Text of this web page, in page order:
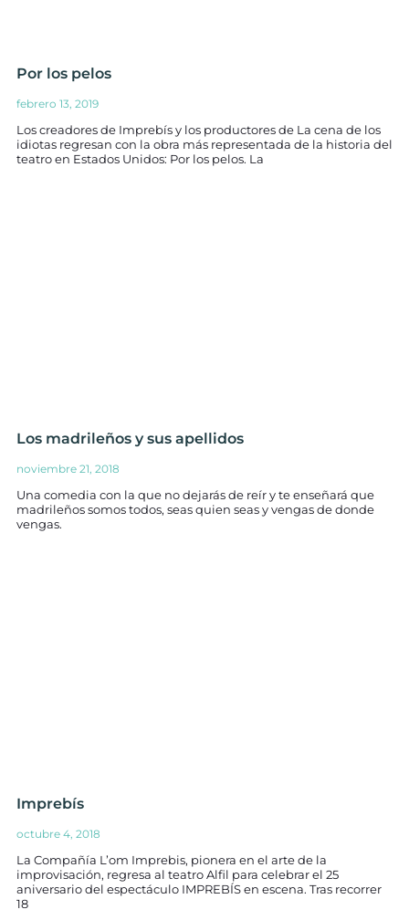
Por los pelos
febrero 13, 2019
Los creadores de Imprebís y los productores de La cena de los
idiotas regresan con la obra más representada de la historia del
teatro en Estados Unidos: Por los pelos. La
Los madrileños y sus apellidos
noviembre 21, 2018
Una comedia con la que no dejarás de reír y te enseñará que
madrileños somos todos, seas quien seas y vengas de donde
vengas.
Imprebís
octubre 4, 2018
La Compañía L’om Imprebis, pionera en el arte de la
improvisación, regresa al teatro Alfil para celebrar el 25
aniversario del espectáculo IMPREBÍS en escena. Tras recorrer
18